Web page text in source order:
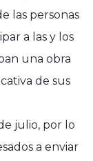
las personas
a las y los
una obra
de sus
julio, por lo
a enviar